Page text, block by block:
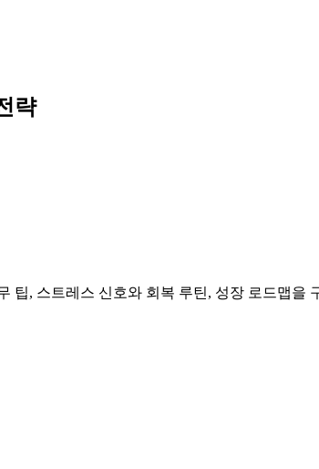
략
팁, 스트레스 신호와 회복 루틴, 성장 로드맵을